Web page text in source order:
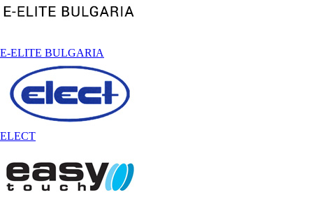
E-ELITE BULGARIA
ELECT